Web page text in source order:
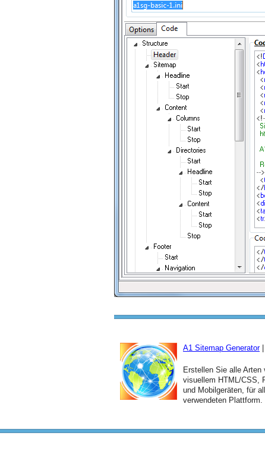
A1 Sitemap Generator|
Erstellen Sie alle
visuellem HTML/CSS,
und Mobilgeräten, für
verwendeten Plattform.